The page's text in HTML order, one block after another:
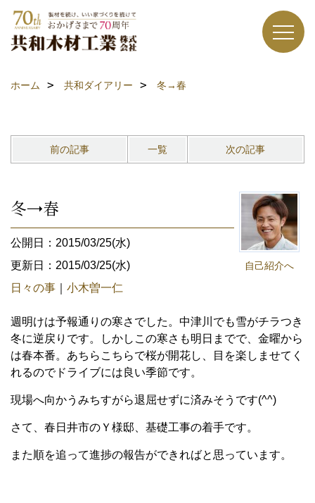
ホーム 共和ダイアリー 冬→春
前の記事 一覧 次の記事
自己紹介へ
冬→春
公開日：2015/03/25(水)
更新日：2015/03/25(水)
日々の事
小木曽一仁
週明けは予報通りの寒さでした。中津川でも雪がチラつき
冬に逆戻りです。しかしこの寒さも明日までで、金曜から
は春本番。あちらこちらで桜が開花し、目を楽しませてく
れるのでドライブには良い季節です。
現場へ向かうみちすがら退屈せずに済みそうです(^^)
さて、春日井市のＹ様邸、基礎工事の着手です。
また順を追って進捗の報告ができればと思っています。